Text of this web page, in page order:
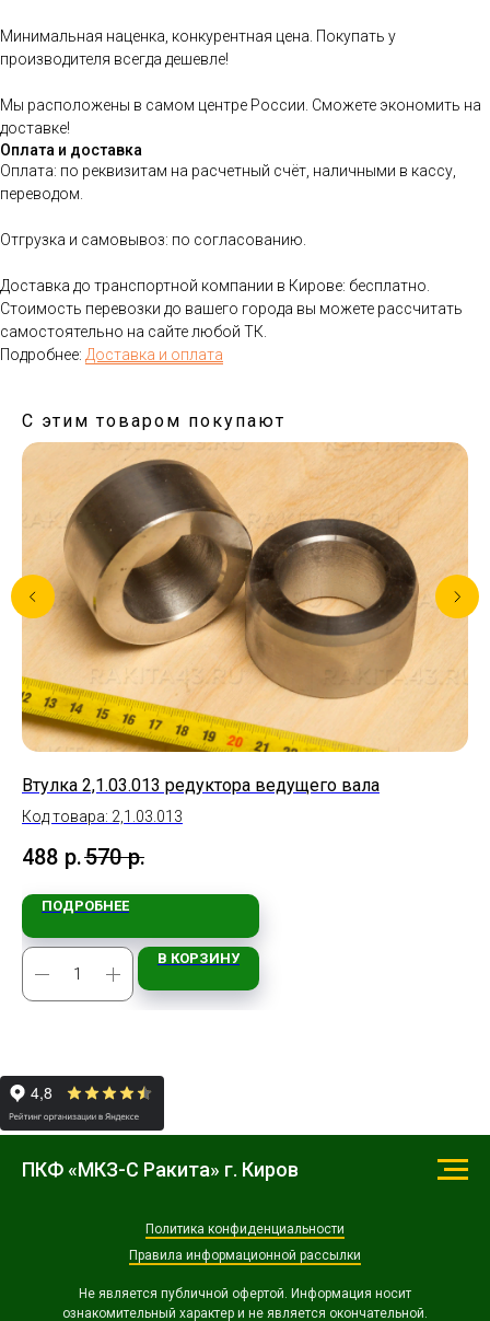
Минимальная наценка, конкурентная цена. Покупать у
производителя всегда дешевле!
Мы расположены в самом центре России. Сможете экономить на
доставке!
Оплата и доставка
Оплата: по реквизитам на расчетный счёт, наличными в кассу,
переводом.
Отгрузка и самовывоз: по согласованию.
Доставка до транспортной компании в Кирове: бесплатно.
Стоимость перевозки до вашего города вы можете рассчитать
самостоятельно на сайте любой ТК.
Подробнее: Доставка и оплата
С этим товаром покупают
Втулка 2,1.03.013 редуктора ведущего вала
Код товара: 2,1.03.013
488 р.570 р.
ПОДРОБНЕЕ
В КОРЗИНУ
ПКФ «МКЗ-С Ракита» г. Киров
Политика конфиденциальности
Правила информационной рассылки
Не является публичной офертой. Информация носит
ознакомительный характер и не является окончательной.